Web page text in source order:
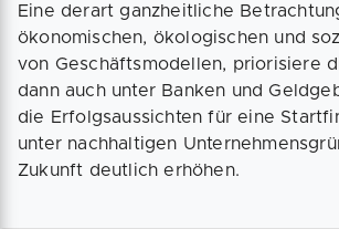
Eine derart ganzheitliche
ökonomischen, ökologischen und
von Geschäftsmodellen, priorisiere
dann auch unter Banken und
die Erfolgsaussichten für eine
unter nachhaltigen
Zukunft deutlich erhöhen.